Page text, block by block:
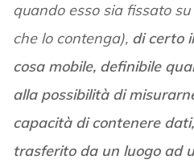
quando esso sia fissato
che lo contenga), di certo
cosa mobile, definibile
alla possibilità di
capacità di contenere
trasferito da un luogo ad